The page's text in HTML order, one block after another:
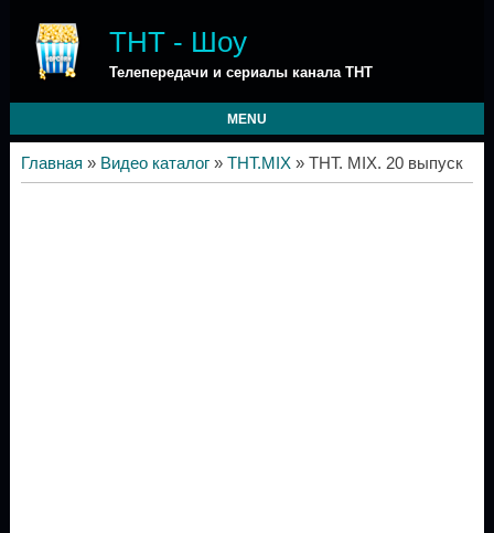
ТНТ - Шоу
Телепередачи и сериалы канала ТНТ
MENU
Главная » Видео каталог» ТНТ.MIX» ТНТ. MIX. 20 выпуск